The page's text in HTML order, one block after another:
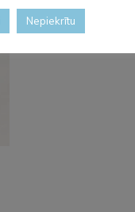
Nepiekrītu